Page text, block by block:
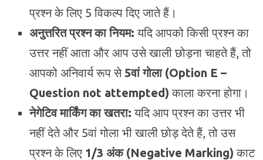
प्रश्न के लिए 5 विकल्प दिए जाते हैं।
अनुत्तरित प्रश्न का नियम: यदि आपको किसी प्रश्न का
उत्तर नहीं आता और आप उसे खाली छोड़ना चाहते हैं, तो
आपको अनिवार्य रूप से5वां गोला (Option E –
Question not attempted) काला करना होगा।
नेगेटिव मार्किंग का खतरा: यदि आप प्रश्न का उत्तर भी
नहीं देते और 5वां गोला भी खाली छोड़ देते हैं, तो उस
प्रश्न के लिए 1/3 अंक (Negative Marking) काट